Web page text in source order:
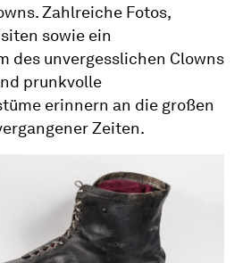
Zahlreiche Fotos,
sowie ein
des unvergesslichen Clowns
prunkvolle
erinnern an die großen
Zeiten.